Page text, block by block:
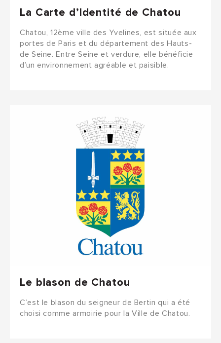
La Carte d’Identité de Chatou
Chatou, 12ème ville des Yvelines, est située aux
portes de Paris et du département des Hauts-
de Seine. Entre Seine et verdure, elle bénéficie
d’un environnement agréable et paisible.
Le blason de Chatou
C’est le blason du seigneur de Bertin qui a été
choisi comme armoirie pour la Ville de Chatou.